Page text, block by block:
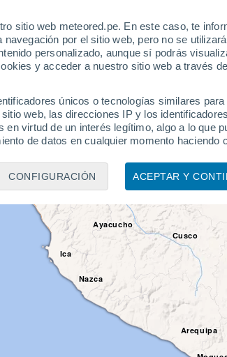
sitio web meteored.pe. En este caso, te
por el sitio web, pero no se
personalizado, aunque sí podrás
y acceder a nuestro sitio web a través
únicos o tecnologías similares para
web, las direcciones IP y los
virtud de un interés legítimo, algo a lo que
de datos en cualquier momento haciendo
datos:
limitados para seleccionar anuncios
personalizada, crear un perfil para
medir el rendimiento de la
o a través de la combinación de datos
de datos limitados con el objetivo de
de dispositivos, publicidad y contenido
y desarrollo de servicios.
ACEPTAR Y
CONFIGURACIÓN
PERÚ
Pucallpa
Huánuco
Cerro de Pasco
Lima
Ica
Huancayo
Nazca
Ayacucho
Cusco
Arequipa